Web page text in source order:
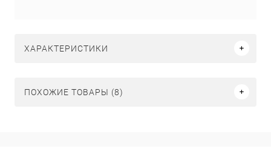
ХАРАКТЕРИСТИКИ
ПОХОЖИЕ ТОВАРЫ (8)